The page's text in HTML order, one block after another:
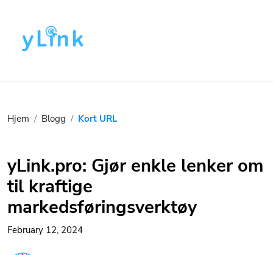
Hjem Blogg Kort URL
yLink.pro: Gjør enkle lenker om
til kraftige
markedsføringsverktøy
February 12, 2024